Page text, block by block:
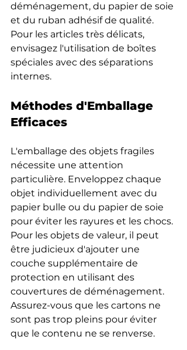
déménagement, du papier de soie
et du ruban adhésif de qualité.
Pour les articles très délicats,
envisagez l'utilisation de boîtes
spéciales avec des séparations
internes.
Méthodes d'Emballage
Efficaces
L'emballage des objets fragiles
nécessite une attention
particulière. Enveloppez chaque
objet individuellement avec du
papier bulle ou du papier de soie
pour éviter les rayures et les chocs.
Pour les objets de valeur, il peut
être judicieux d'ajouter une
couche supplémentaire de
protection en utilisant des
couvertures de déménagement.
Assurez-vous que les cartons ne
sont pas trop pleins pour éviter
que le contenu ne se renverse.